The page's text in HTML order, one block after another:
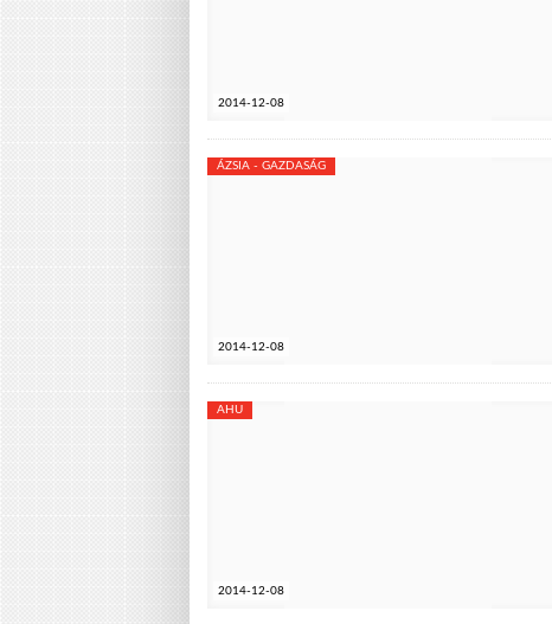
2014-12-08
2014-12-08
ÁZSIA - GAZDASÁG
2014-12-08
AHU